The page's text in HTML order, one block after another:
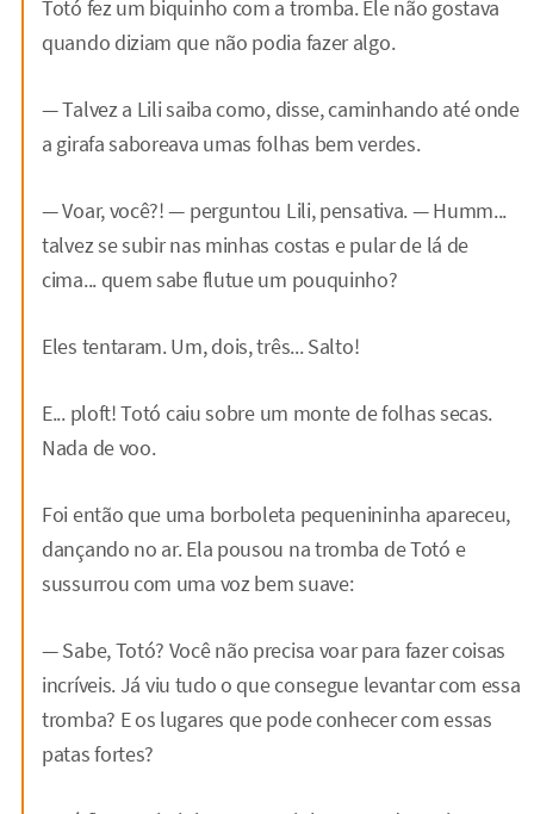
Totó fez um biquinho com a tromba. Ele não gostava
quando diziam que não podia fazer algo.
— Talvez a Lili saiba como, disse, caminhando até onde
a girafa saboreava umas folhas bem verdes.
— Voar, você?! — perguntou Lili, pensativa. — Humm...
talvez se subir nas minhas costas e pular de lá de
cima... quem sabe flutue um pouquinho?
Eles tentaram. Um, dois, três... Salto!
E... ploft! Totó caiu sobre um monte de folhas secas.
Nada de voo.
Foi então que uma borboleta pequenininha apareceu,
dançando no ar. Ela pousou na tromba de Totó e
sussurrou com uma voz bem suave:
— Sabe, Totó? Você não precisa voar para fazer coisas
incríveis. Já viu tudo o que consegue levantar com essa
tromba? E os lugares que pode conhecer com essas
patas fortes?